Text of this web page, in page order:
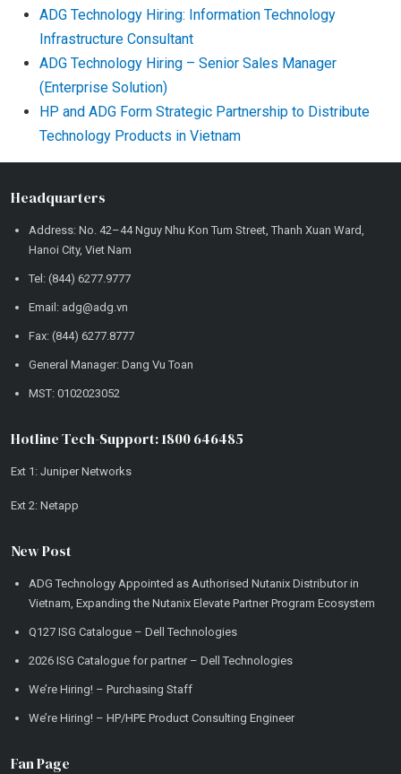
ADG Technology Hiring: Information Technology
Infrastructure Consultant
ADG Technology Hiring – Senior Sales Manager
(Enterprise Solution)
HP and ADG Form Strategic Partnership to Distribute
Technology Products in Vietnam
Headquarters
Address: No. 42–44 Nguy Nhu Kon Tum Street, Thanh Xuan Ward,
Hanoi City, Viet Nam
Tel: (844) 6277.9777
Email: adg@adg.vn
Fax: (844) 6277.8777
General Manager: Dang Vu Toan
MST: 0102023052
Hotline Tech-Support: 1800 646485
Ext 1: Juniper Networks
Ext 2: Netapp
New Post
ADG Technology Appointed as Authorised Nutanix Distributor in
Vietnam, Expanding the Nutanix Elevate Partner Program Ecosystem
Q127 ISG Catalogue – Dell Technologies
2026 ISG Catalogue for partner – Dell Technologies
We’re Hiring! – Purchasing Staff
We’re Hiring! – HP/HPE Product Consulting Engineer
Fan Page